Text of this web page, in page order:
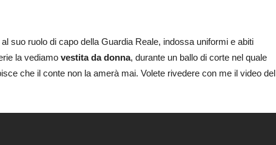
suo ruolo di capo della Guardia Reale, indossa uniformi e abiti
la vediamo vestita da donna, durante un ballo di corte nel quale
che il conte non la amerà mai. Volete rivedere con me il video del